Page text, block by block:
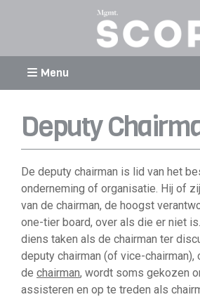
Menu
Deputy
De deputy chairman is lid van het
onderneming of organisatie. Hij of
van de chairman, de hoogst
one-tier board, over als die er niet
diens taken als de chairman ter
deputy chairman (of vice-chairman),
de chairman, wordt soms gekozen
assisteren en op te treden als